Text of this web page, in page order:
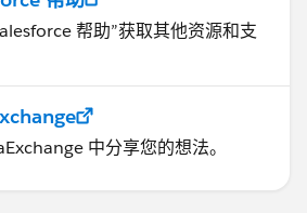
帮助”获取其他资源和支
中分享您的想法。